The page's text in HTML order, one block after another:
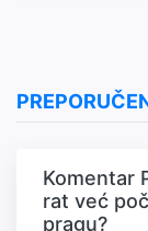
Komentar
rat već
pragu?